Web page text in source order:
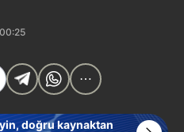
doğru kaynaktan